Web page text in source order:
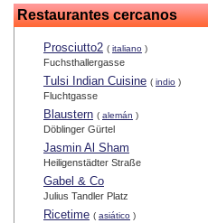
Restaurantes cercanos
Prosciutto2 ( italiano )
Fuchsthallergasse
Tulsi Indian Cuisine ( indio )
Fluchtgasse
Blaustern ( alemán )
Döblinger Gürtel
Jasmin Al Sham
Heiligenstädter Straße
Gabel & Co
Julius Tandler Platz
Ricetime ( asiático )